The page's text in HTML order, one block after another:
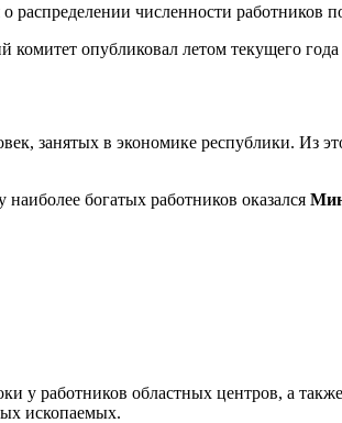
распределении численности работников
опубликовал летом текущего года
занятых в экономике республики. Из
богатых работников оказался
работников областных центров, а
ископаемых.